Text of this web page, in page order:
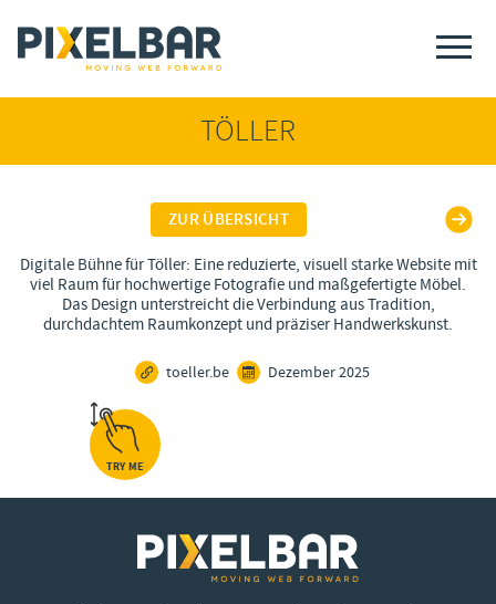
TÖLLER
ZUR ÜBERSICHT
Digitale Bühne für Töller: Eine reduzierte, visuell starke Website mit
viel Raum für hochwertige Fotografie und maßgefertigte Möbel.
Das Design unterstreicht die Verbindung aus Tradition,
durchdachtem Raumkonzept und präziser Handwerkskunst.
toeller.be Dezember 2025
TRY ME